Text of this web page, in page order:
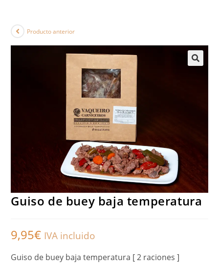
Producto anterior
Guiso de buey baja temperatura
9,95€ IVA incluido
Guiso de buey baja temperatura [ 2 raciones ]